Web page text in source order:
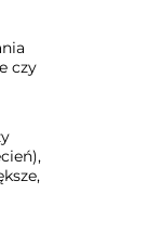
czy